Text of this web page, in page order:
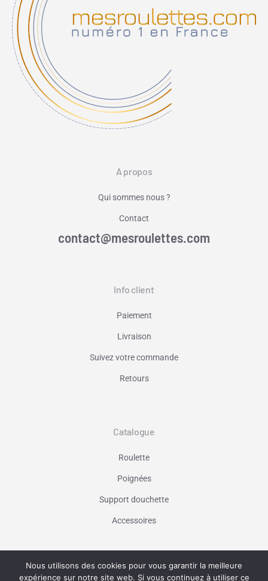
A propos
Qui sommes nous ?
Contact
contact@mesroulettes.com
Info client
Paiement
Livraison
Suivez votre commande
Retours
Catalogue
Roulette
Poignées
Support douchette
Accessoires
Vaniseo - votre agence web à Marseille -
Nous utilisons des cookies pour vous garantir la meilleure
expérience sur notre site web. Si vous continuez à utiliser ce